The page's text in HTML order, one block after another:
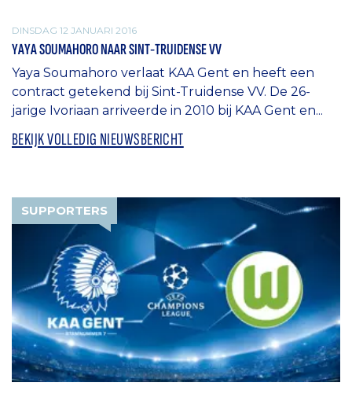
DINSDAG 12 JANUARI 2016
YAYA SOUMAHORO NAAR SINT-TRUIDENSE VV
Yaya Soumahoro verlaat KAA Gent en heeft een
contract getekend bij Sint-Truidense VV. De 26-
jarige Ivoriaan arriveerde in 2010 bij KAA Gent en...
BEKIJK VOLLEDIG NIEUWSBERICHT
SUPPORTERS